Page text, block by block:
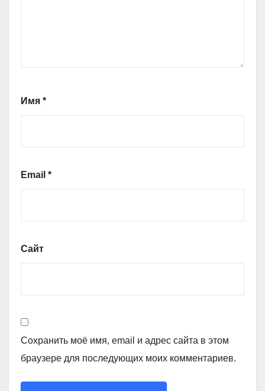
Имя *
Email *
Сайт
Сохранить моё имя, email и адрес сайта в этом
браузере для последующих моих комментариев.